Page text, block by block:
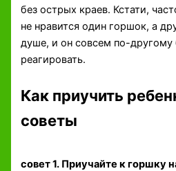
без острых краев. Кстати,
не нравится один горшок, а
душе, и он совсем по-другому
реагировать.
Как приучить
советы
совет 1. Приучайте к горшку